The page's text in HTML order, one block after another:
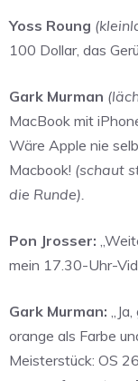
Yoss Roung
100 Dollar, das
Gark Murman
MacBook mit
Wäre Apple nie
Macbook! (schaut
die Runde).
Pon Jrosser:
mein 17.30-Uhr-
Gark Murman:
orange als Farbe
Meisterstück: OS